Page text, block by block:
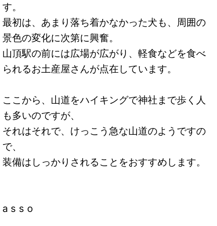
す。
最初は、あまり落ち着かなかった犬も、周囲の
景色の変化に次第に興奮。
山頂駅の前には広場が広がり、軽食などを食べ
られるお土産屋さんが点在しています。
ここから、山道をハイキングで神社まで歩く人
も多いのですが、
それはそれで、けっこう急な山道のようですの
で、
装備はしっかりされることをおすすめします。
a s s o